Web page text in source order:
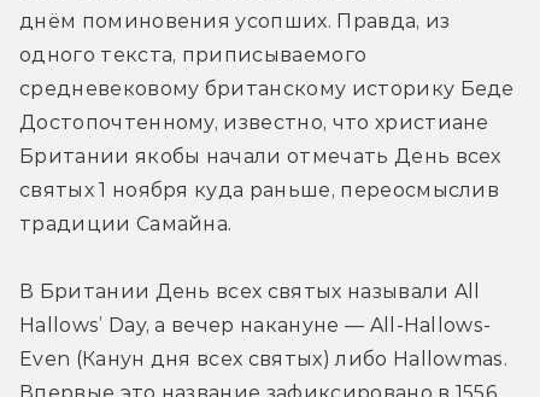
днём поминовения усопших. Правда, из
одного текста, приписываемого
средневековому британскому историку Беде
Достопочтенному, известно, что христиане
Британии якобы начали отмечать День всех
святых 1 ноября куда раньше, переосмыслив
традиции Самайна.
В Британии День всех святых называли All
Hallows’ Day, а вечер накануне — All-Hallows-
Even (Канун дня всех святых) либо Hallowmas.